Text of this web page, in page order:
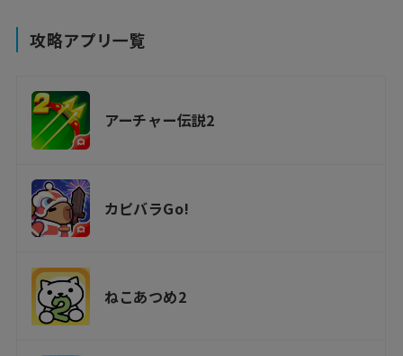
攻略アプリ一覧
アーチャー伝説2
カピバラGo!
ねこあつめ2